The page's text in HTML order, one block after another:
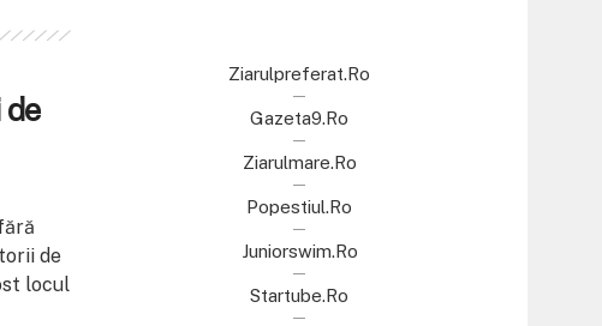
de
locul
Ziarulpreferat.ro
Gazeta9.ro
Ziarulmare.ro
Popestiul.ro
Juniorswim.ro
Startube.ro